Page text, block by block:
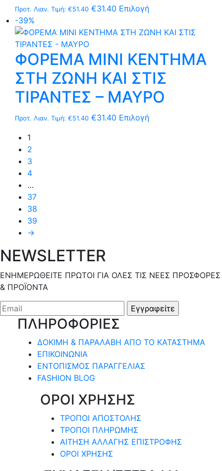
στη
του
προϊόντος
Προτ. Λιαν. Τιμή: €51.40 €31.40 ΕπιλογήΑυτό
προϊόν
πολλαπλές
παραλλαγές.
επιλογές
μπορούν
να
-39%
ΦΟΡΕΜΑ MΙNI ΚΕΝΤΗΜΑ
ΣΤΗ ΖΩΝΗ ΚΑΙ ΣΤΙΣ
ΤΙΡΑΝΤΕΣ – ΜΑΥΡΟ
Προτ. Λιαν. Τιμή: €51.40 €31.40 ΕπιλογήΑυτό
του
1
2
3
4
…
37
38
39
→
NEWSLETTER
ΕΝΗΜΕΡΩΘΕΙΤΕ ΠΡΩΤΟΙ ΓΙΑ ΟΛΕΣ ΤΙΣ ΝΕΕΣ ΠΡΟΣΦΟΡΕΣ
& ΠΡΟΪΟΝΤΑ
ΠΛΗΡΟΦΟΡΙΕΣ
ΔΟΚΙΜΗ & ΠΑΡΑΛΑΒΗ ΑΠΟ ΤΟ ΚΑΤΑΣΤΗΜΑ
ΕΠΙΚΟΙΝΩΝΙΑ
ΕΝΤΟΠΙΣΜΟΣ ΠΑΡΑΓΓΕΛΙΑΣ
FASHION BLOG
ΟΡΟΙ ΧΡΗΣΗΣ
ΤΡΟΠΟΙ ΑΠΟΣΤΟΛΗΣ
ΤΡΟΠΟΙ ΠΛΗΡΩΜΗΣ
ΑΙΤΗΣΗ ΑΛΛΑΓΗΣ ΕΠΙΣΤΡΟΦΗΣ
ΟΡΟΙ ΧΡΗΣΗΣ